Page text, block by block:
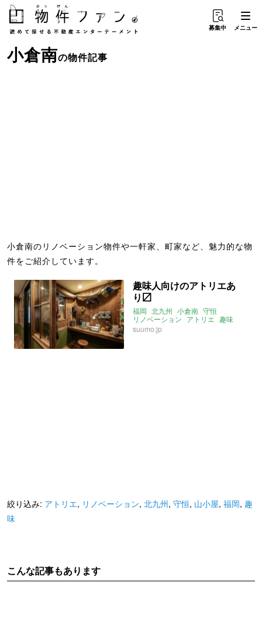
募集中 メニュー
小倉南の物件記事
小倉南のリノベーション物件や一軒家、町家など、魅力的な物
件をご紹介しています。
趣味人向けのアトリエあ
り〼
福岡 北九州 小倉南 守恒
リノベーション アトリエ 趣味
山小屋
suumo.jp
絞り込み: アトリエ, リノベーション, 北九州, 守恒, 山小屋, 福岡, 趣
味
こんな記事もあります